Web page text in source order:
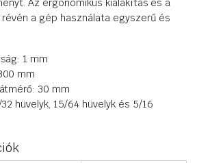
Az ergonomikus kialakítás és a
a gép használata egyszerű és
1 mm
mm
30 mm
hüvelyk, 15/64 hüvelyk és 5/16